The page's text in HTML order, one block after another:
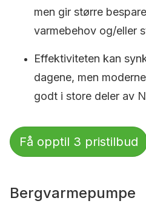
men gir større
varmebehov og/eller
Effektiviteten kan
dagene, men
godt i store deler av
Få opptil 3 pristilbud
Bergvarmepumpe